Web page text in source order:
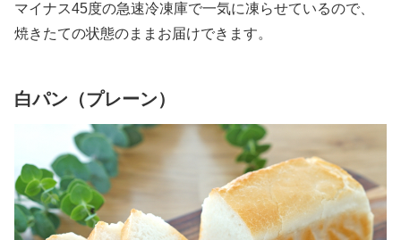
マイナス45度の急速冷凍庫で一気に凍らせているので、
焼きたての状態のままお届けできます。
白パン（プレーン）